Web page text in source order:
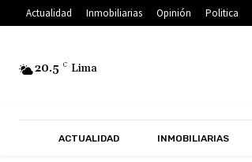
Actualidad Inmobiliarias Opinión Politica
20.5 C Lima
ACTUALIDAD INMOBILIARIAS